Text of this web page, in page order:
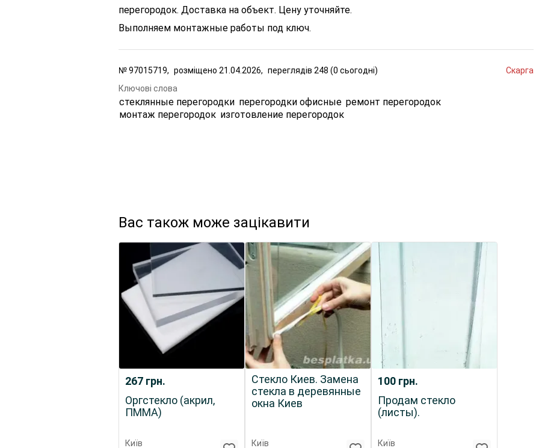
перегородок. Доставка на объект. Цену уточняйте.
Выполняем монтажные работы под ключ.
№97015719, розміщено 21.04.2026, переглядів 248 (0 сьогодні)
Скарга
Ключові слова
стеклянные перегородки перегородки офисные ремонт перегородок
монтаж перегородок изготовление перегородок
Вас також може зацікавити
267 грн.
Оргстекло (акрил,
ПММА)
Київ
Стекло Киев. Замена
стекла в деревянные
окна Киев
Київ
100 грн.
Продам стекло
(листы).
Київ